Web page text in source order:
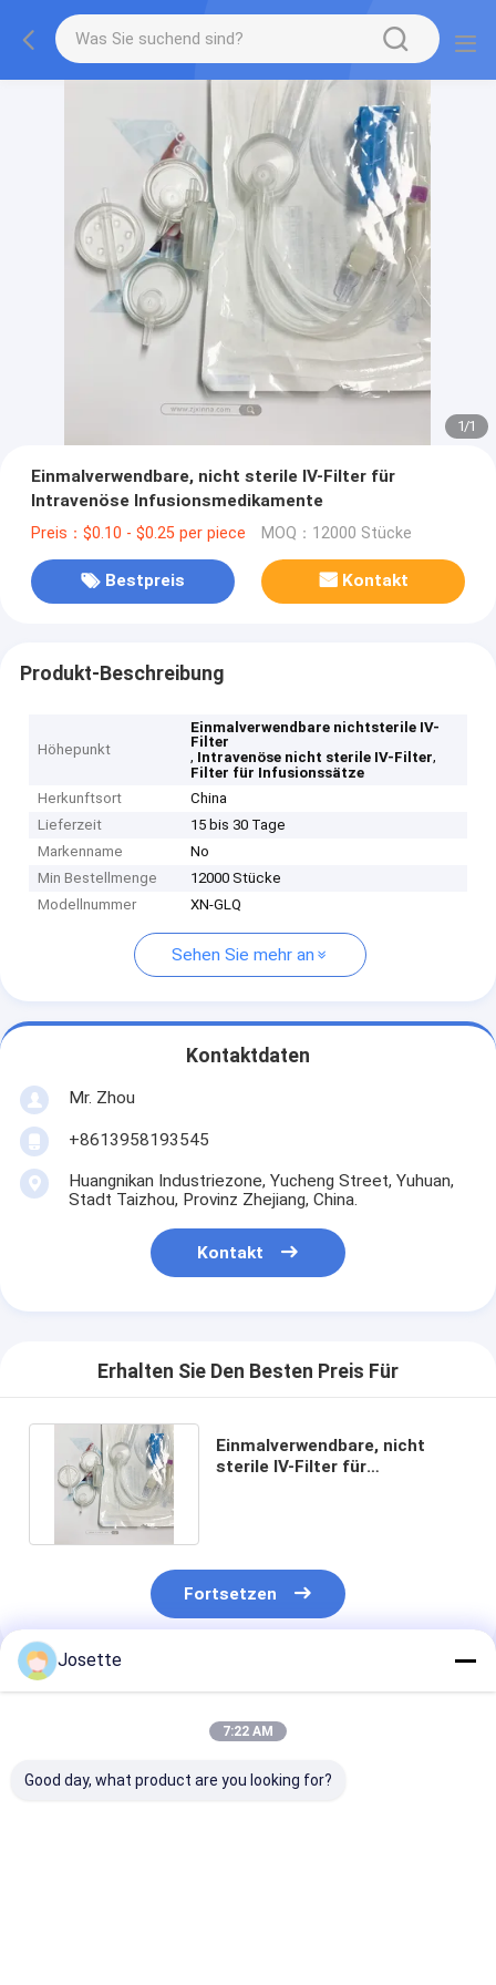
1/1
Einmalverwendbare, nicht sterile IV-Filter für
Intravenöse Infusionsmedikamente
Preis：$0.10 - $0.25 per piece MOQ：12000 Stücke
Bestpreis Kontakt
Produkt-Beschreibung
Höhepunkt
Einmalverwendbare nichtsterile IV-
Filter
, Intravenöse nicht sterile IV-Filter,
Filter für Infusionssätze
Herkunftsort
China
Lieferzeit
15 bis 30 Tage
Markenname
No
Min Bestellmenge
12000 Stücke
Modellnummer
XN-GLQ
Sehen Sie mehr an
Kontaktdaten
Mr. Zhou
+8613958193545
Huangnikan Industriezone, Yucheng Street, Yuhuan,
Stadt Taizhou, Provinz Zhejiang, China.
Kontakt
Erhalten Sie Den Besten Preis Für
Einmalverwendbare, nicht
sterile IV-Filter für
Fortsetzen
Empfohlene Produkte
Josette
7:22 AM
Good day, what product are you looking for?